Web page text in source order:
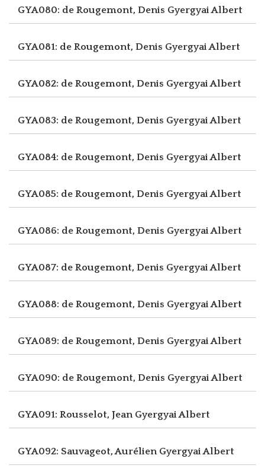
GYA080: de Rougemont, Denis Gyergyai Albert
GYA081: de Rougemont, Denis Gyergyai Albert
GYA082: de Rougemont, Denis Gyergyai Albert
GYA083: de Rougemont, Denis Gyergyai Albert
GYA084: de Rougemont, Denis Gyergyai Albert
GYA085: de Rougemont, Denis Gyergyai Albert
GYA086: de Rougemont, Denis Gyergyai Albert
GYA087: de Rougemont, Denis Gyergyai Albert
GYA088: de Rougemont, Denis Gyergyai Albert
GYA089: de Rougemont, Denis Gyergyai Albert
GYA090: de Rougemont, Denis Gyergyai Albert
GYA091: Rousselot, Jean Gyergyai Albert
GYA092: Sauvageot, Aurélien Gyergyai Albert